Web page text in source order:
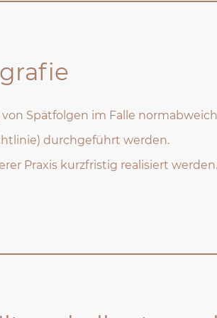
Spätfolgen im Falle
durchgeführt werden.
Praxis kurzfristig realisiert werden.